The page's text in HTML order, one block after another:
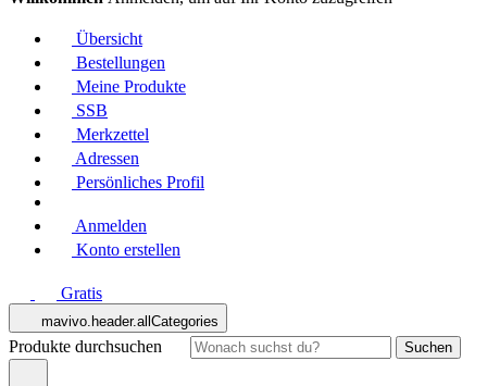
Übersicht
Bestellungen
Meine Produkte
SSB
Merkzettel
Adressen
Persönliches Profil
Anmelden
Konto erstellen
Gratis
mavivo.header.allCategories
Produkte durchsuchen Suchen